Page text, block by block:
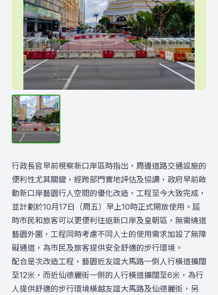
行政長官早前視察新口岸區時指出，周邊道路交通設施的
便利性尤其關鍵，經跨部門實地評估及協調，政府早前啟
動新口岸藝園行人空間的優化改造，工程至今大致完成，
並計劃於10月17日（周五）早上10時正式開放使用。屆
時市民和旅客可以更便利往返新口岸及皇朝區，無需繞道
藝園外圍，工程同時考慮不同人士的使用需求加設了無障
礙通道，為市民及旅客提供安全舒適的步行環境。
配合是次改造工程，藝園近友誼大馬路一側人行橫道擴闊
至12米，而近仙德麗街一側的人行橫道擴闊至6米，為行
人提供舒適的步行環境橫越友誼大馬路及仙德麗街，另